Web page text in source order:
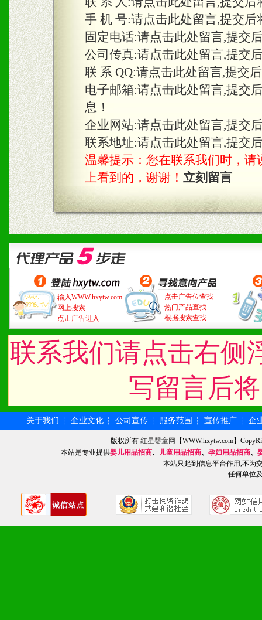
手 机 号:请点击此处留言,提交
固定电话:请点击此处留言,提交
公司传真:请点击此处留言,提交
联 系 QQ:请点击此处留言,提交
电子邮箱:请点击此处留言,提交
息！
企业网站:请点击此处留言,提交
联系地址:请点击此处留言,提交
温馨提示：您在联系我们时，请
上看到的，谢谢！ 立刻留言
输入WWW.hxytw.com
网上搜索
点击广告进入
点击广告位查找
热门产品查找
根据搜索查找
联系我们请点击右侧
写留言后
关于我们 ┆ 企业文化 ┆ 公司宣传 ┆ 服务范围 ┆ 宣传推广 ┆ 企
版权所有红星婴童网
【WWW.hxytw.com】
本站是专业提供婴儿用品招商、 儿童用品招商、 孕妇用品招商、
本站只起到信息平台作用,不为
任何单位